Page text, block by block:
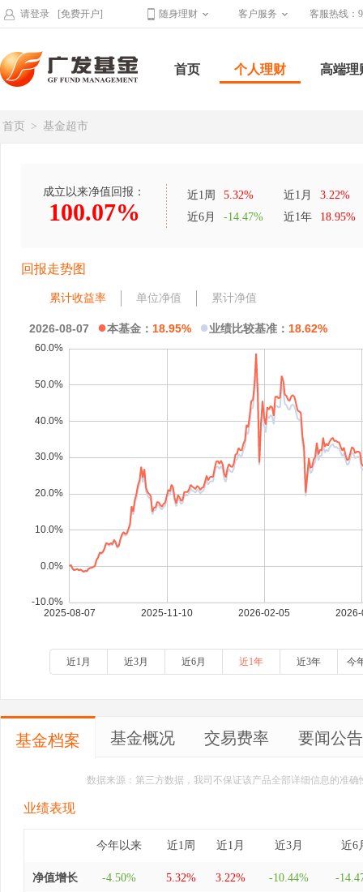
请登录 [免费开户] 随身理财 客户服务 客服热线：
首页 个人理财 高端理
首页 > 基金超市
成立以来净值回报：
100.07%
近1周 5.32% 近1月
3.22%
近6月
-14.47% 近1年 18.95%
回报走势图
累计收益率 单位净值 累计净值
2026-08-07 ●本基金： 18.95% ●业绩比较基准： 18.62%
近1月 近3月 近6月 近1年 近3年 今
基金档案 基金概况 交易费率 要闻公告
数据来源：第三方数据，我司不保证该产品全部详细信息的准
业绩表现
今年以来 近1周 近1月 近3月 近6
净值增长 -4.50% 5.32% 3.22% -10.44% -